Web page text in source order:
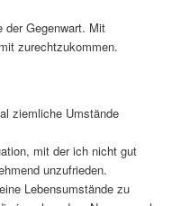
der Gegenwart. Mit
zurechtzukommen.
ziemliche Umstände
mit der ich nicht gut
unzufrieden.
Lebensumstände zu